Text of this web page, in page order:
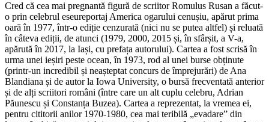
Cred că cea mai pregnantă figură de scriitor Romulus Rusan a făcut-
o prin celebrul eseureportaj America ogarului cenușiu, apărut prima
oară în 1977, într-o ediție cenzurată (nici nu se putea altfel) și reluată
în câteva ediții, de atunci (1979, 2000, 2015 și, în sfârșit, a V-a,
apărută în 2017, la Iași, cu prefața autorului). Cartea a fost scrisă în
urma unei ieșiri peste ocean, în 1973, rod al unei burse obținute
(printr-un incredibil și neașteptat concurs de împrejurări) de Ana
Blandiana și de autor la Iowa University, o bursă frecventată anterior
și de alți scriitori români (între care un alt cuplu celebru, Adrian
Păunescu și Constanța Buzea). Cartea a reprezentat, la vremea ei,
pentru cititorii anilor 1970-1980, cea mai teribilă „evadare” din